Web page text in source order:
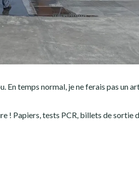
En temps normal, je ne ferais pas un
! Papiers, tests PCR, billets de sortie